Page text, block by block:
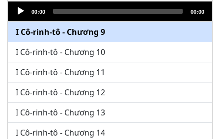
Audio
Player
00:00 00:00
I Cô-rinh-tô - Chương 8
I Cô-rinh-tô - Chương 9
I Cô-rinh-tô - Chương 10
I Cô-rinh-tô - Chương 11
I Cô-rinh-tô - Chương 12
I Cô-rinh-tô - Chương 13
I Cô-rinh-tô - Chương 14